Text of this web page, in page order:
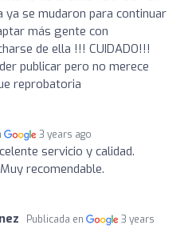
ya se mudaron para continuar
más gente con
de ella !!! CUIDADO!!!
publicar pero no merece
reprobatoria
3 years ago
servicio y calidad.
recomendable.
Publicada en
3 years